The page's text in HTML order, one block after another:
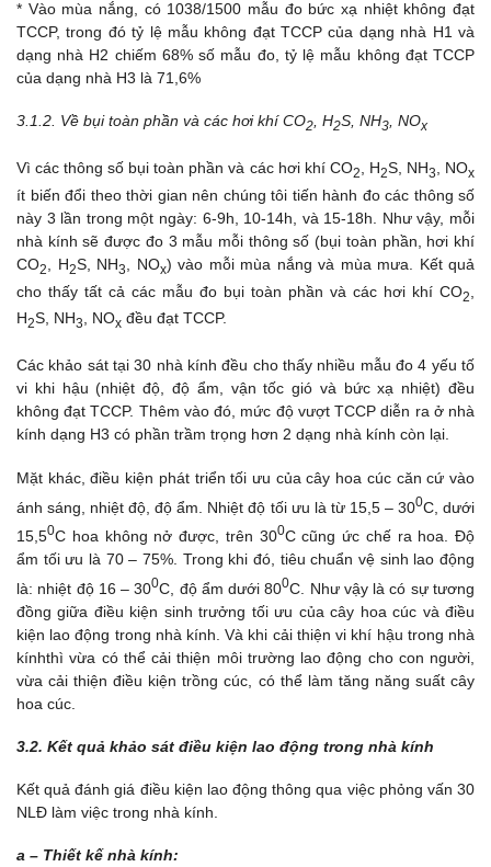
* Vào mùa nắng, có 1038/1500 mẫu đo bức xạ nhiệt không đạt
TCCP, trong đó tỷ lệ mẫu không đạt TCCP của dạng nhà H1 và
dạng nhà H2 chiếm 68% số mẫu đo, tỷ lệ mẫu không đạt TCCP
của dạng nhà H3 là 71,6%
3.1.2. Về bụi toàn phần và các hơi khí CO2 , H2S, NH3 , NOx
Vì các thông số bụi toàn phần và các hơi khí CO2 , H2S, NH3 , NOx
ít biến đổi theo thời gian nên chúng tôi tiến hành đo các thông số
này 3 lần trong một ngày: 6-9h, 10-14h, và 15-18h. Như vậy, mỗi
nhà kính sẽ được đo 3 mẫu mỗi thông số (bụi toàn phần, hơi khí
CO2 , H2S, NH3 , NOx) vào mỗi mùa nắng và mùa mưa. Kết quả
cho thấy tất cả các mẫu đo bụi toàn phần và các hơi khí CO2
H2S, NH3, NOx đều đạt TCCP.
Các khảo sát tại 30 nhà kính đều cho thấy nhiều mẫu đo 4 yếu tố
vi khi hậu (nhiệt độ, độ ẩm, vận tốc gió và bức xạ nhiệt) đều
không đạt TCCP. Thêm vào đó, mức độ vượt TCCP diễn ra ở nhà
kính dạng H3 có phần trầm trọng hơn 2 dạng nhà kính còn lại.
Mặt khác, điều kiện phát triển tối ưu của cây hoa cúc căn cứ vào
ánh sáng, nhiệt độ, độ ẩm. Nhiệt độ tối ưu là từ 15,5 – 300C, dưới
15,50C hoa không nở được, trên 300C cũng ức chế ra hoa. Độ
ẩm tối ưu là 70 – 75%. Trong khi đó, tiêu chuẩn vệ sinh lao động
là: nhiệt độ 16 – 300C, độ ẩm dưới 800C. Như vậy là có sự tương
đồng giữa điều kiện sinh trưởng tối ưu của cây hoa cúc và điều
kiện lao động trong nhà kính. Và khi cải thiện vi khí hậu trong nhà
kínhthì vừa có thể cải thiện môi trường lao động cho con người,
vừa cải thiện điều kiện trồng cúc, có thể làm tăng năng suất cây
hoa cúc.
3.2. Kết quả khảo sát điều kiện lao động trong nhà kính
Kết quả đánh giá điều kiện lao động thông qua việc phỏng vấn 30
NLĐ làm việc trong nhà kính.
a – Thiết kế nhà kính: